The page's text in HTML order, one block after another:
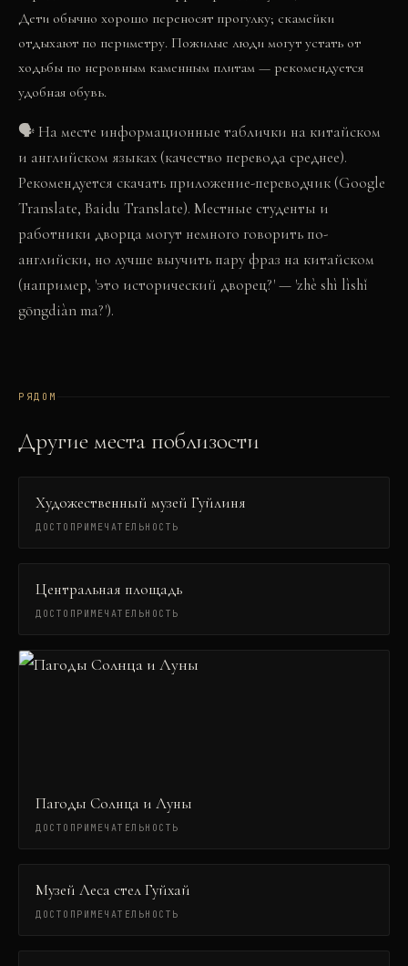
Дети обычно хорошо переносят прогулку; скамейки
отдыхают по периметру. Пожилые люди могут устать от
ходьбы по неровным каменным плитам — рекомендуется
удобная обувь.
🗣На месте информационные таблички на китайском
и английском языках (качество перевода среднее).
Рекомендуется скачать приложение-переводчик (Google
Translate, Baidu Translate). Местные студенты и
работники дворца могут немного говорить по-
английски, но лучше выучить пару фраз на китайском
(например, 'это исторический дворец?' — 'zhè shì lìshǐ
gōngdiàn ma?').
РЯДОМ
Другие места поблизости
Художественный музей Гуйлиня
ДОСТОПРИМЕЧАТЕЛЬНОСТЬ
Центральная площадь
ДОСТОПРИМЕЧАТЕЛЬНОСТЬ
Пагоды Солнца и Луны
ДОСТОПРИМЕЧАТЕЛЬНОСТЬ
Музей Леса стел Гуйхай
ДОСТОПРИМЕЧАТЕЛЬНОСТЬ